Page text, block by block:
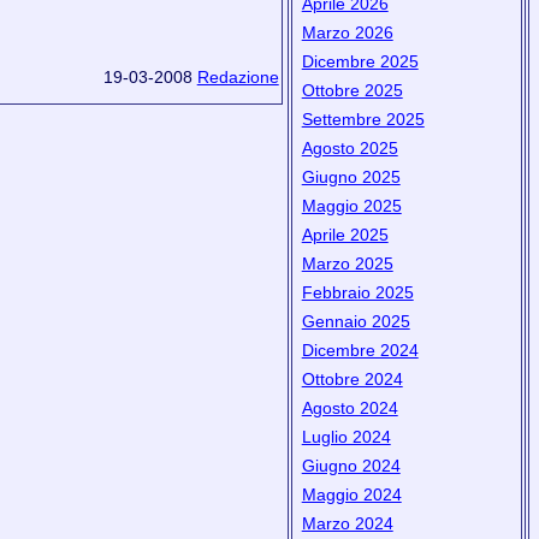
19-03-2008 Redazione
Marzo 2026
Dicembre 2025
Ottobre 2025
Settembre 2025
Agosto 2025
Giugno 2025
Maggio 2025
Aprile 2025
Marzo 2025
Febbraio 2025
Gennaio 2025
Dicembre 2024
Ottobre 2024
Agosto 2024
Luglio 2024
Giugno 2024
Maggio 2024
Marzo 2024